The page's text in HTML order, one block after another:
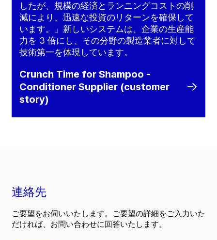
したが、規模の経済とランニングコストの削
減により、迅速な投資のリターンを確保して
います。」新しいシステムは、企業の生産能
力を 3 倍にし、その分野の製造業者に対して
技術第一を体現しています。
Crunch Time for Shampoo -
Conditioner Supplier (customer
story)
連絡先
ご要望をお伺いいたします。ご要望の詳細をご入力いた
だければ、お問い合わせに回答いたします。